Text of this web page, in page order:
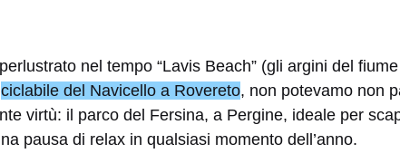
nel tempo “Lavis Beach” (gli argini del
ciclabile del Navicello a Rovereto, non potevamo non
virtù: il parco del Fersina, a Pergine, ideale per
pausa di relax in qualsiasi momento dell’anno.